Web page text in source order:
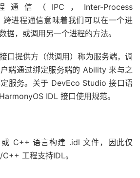
信（IPC，Inter-Process
进程通信意味着我们可以在一个进
据，或调用另一个进程的方法。
口提供方（供调用）称为服务端，调
端通过绑定服务端的 Ability 来与之
服务。关于 DevEco Studio 接口语
IDL 接口使用规范。
C++ 语言构建 .idl 文件，因此仅
工程支持IDL。